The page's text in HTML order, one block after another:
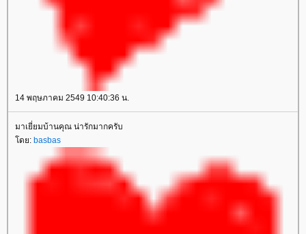
14 พฤษภาคม 2549 10:40:36 น.
มาเยี่ยมบ้านคุณ น่ารักมากครับ
ดย: basbas